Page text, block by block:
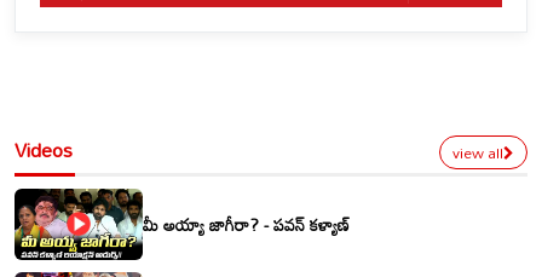
Videos view all
మీ అయ్యా జాగీరా? - పవన్ కళ్యాణ్